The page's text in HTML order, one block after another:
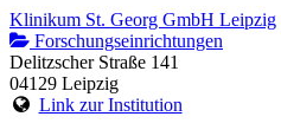
Klinikum St. Georg GmbH Leipzig
Forschungseinrichtungen
Delitzscher Straße 141
04129 Leipzig
Link zur Institution